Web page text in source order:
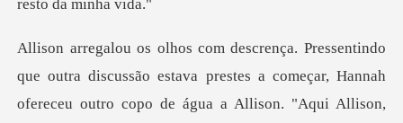
discussão estava prestes a começar, Hannah
ofereceu outro copo